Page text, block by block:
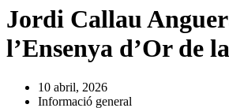
Jordi Callau
l’Ensenya d’Or de
10 abril, 2026
Informació general